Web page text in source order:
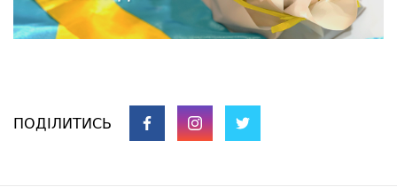
ПОДІЛИТИСЬ